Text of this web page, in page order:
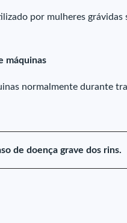
por mulheres
máquinas
normalmente durante
de doença grave dos rins.